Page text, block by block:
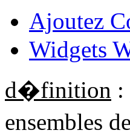
Ajoutez
Widgets
d�finition :
ensembles